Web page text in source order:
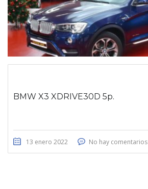
BMW X3 XDRIVE30D 5p.
13 enero 2022 No hay comentarios